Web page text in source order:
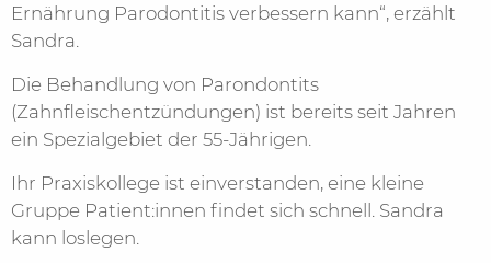
Ernährung Parodontitis verbessern kann“, erzählt
Sandra.
Die Behandlung von Parondontits
(Zahnfleischentzündungen) ist bereits seit Jahren
ein Spezialgebiet der 55-Jährigen.
Ihr Praxiskollege ist einverstanden, eine kleine
Gruppe Patient:innen findet sich schnell. Sandra
kann loslegen.